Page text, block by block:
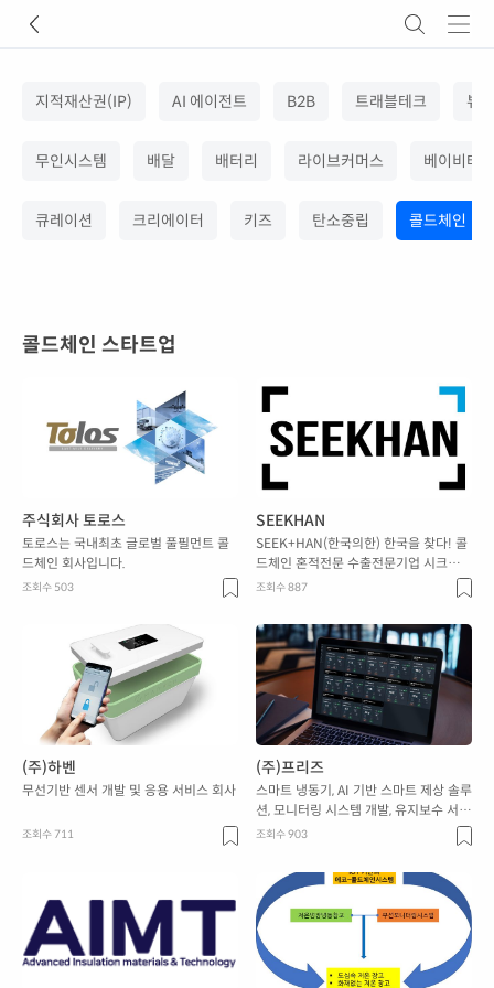
지적재산권(IP) AI 에이전트 B2B 트래블테크 뷰
무인시스템 배달 배터리 라이브커머스 베이비테크
큐레이션 크리에이터 키즈 탄소중립 콜드체인
콜드체인 스타트업
주식회사 토로스
토로스는 국내최초 글로벌 풀필먼트 콜
드체인 회사입니다.
조회수 503
SEEKHAN
SEEK+HAN(한국의한) 한국을 찾다! 콜
드체인 혼적전문 수출전문기업 시크한입
니다.
조회수 887
(주)하벤
무선기반 센서 개발 및 응용 서비스 회사
조회수 711
(주)프리즈
스마트 냉동기, AI 기반 스마트 제상 솔루
션, 모니터링 시스템 개발, 유지보수 서비
스를 제공하는 주식회사 프리즈입니다.
조회수 903